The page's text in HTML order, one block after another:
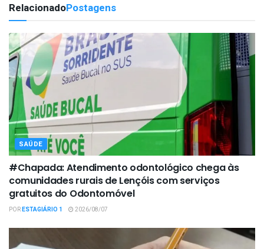
RelacionadoPostagens
SAÚDE
#Chapada: Atendimento odontológico chega às
comunidades rurais de Lençóis com serviços
gratuitos do Odontomóvel
PORESTAGIÁRIO 1 2026/08/07